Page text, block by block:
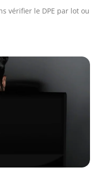
vérifier le DPE par lot ou